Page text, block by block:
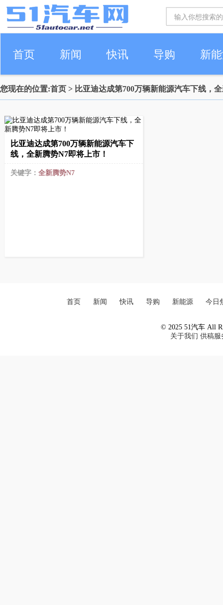
首页 新闻 快讯 导购 新
车生活
您现在的位置:首页 > 比亚迪达成第700万辆新能源汽车下线，
比亚迪达成第700万辆新能源汽车下
线，全新腾势N7即将上市！
关键字： 全新腾势N7
首页 新闻 快讯 导购 新能源 今日
© 2025 51汽车 All
关于我们 供稿服